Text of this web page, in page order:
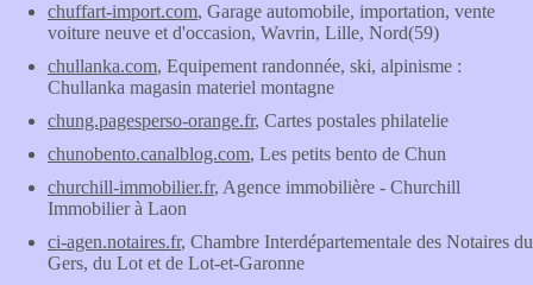
chuffart-import.com, Garage automobile, importation, vente
voiture neuve et d'occasion, Wavrin, Lille, Nord(59)
chullanka.com, Equipement randonnée, ski, alpinisme :
Chullanka magasin materiel montagne
chung.pagesperso-orange.fr, Cartes postales philatelie
chunobento.canalblog.com, Les petits bento de Chun
churchill-immobilier.fr, Agence immobilière - Churchill
Immobilier à Laon
ci-agen.notaires.fr, Chambre Interdépartementale des Notaires du
Gers, du Lot et de Lot-et-Garonne